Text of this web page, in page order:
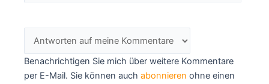
Benachrichtigen Sie mich über weitere Kommentare
per E-Mail. Sie können auch abonnieren ohne einen